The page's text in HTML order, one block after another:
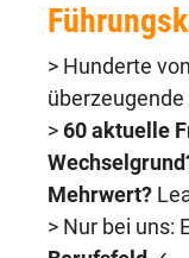
> Hunderte von
überzeugende
> 60 aktuelle
Mehrwert?
> Nur bei uns: